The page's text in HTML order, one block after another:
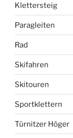
Klettersteig
Paragleiten
Rad
Skifahren
Skitouren
Sportklettern
Türnitzer Höger